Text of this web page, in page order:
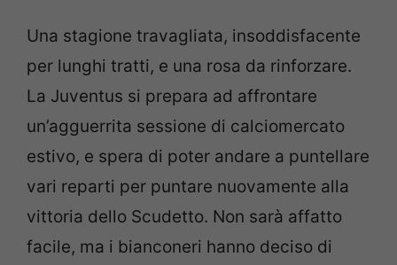
Una stagione travagliata, insoddisfacente
per lunghi tratti, e una rosa da rinforzare.
La Juventus si prepara ad affrontare
un’agguerrita sessione di calciomercato
estivo, e spera di poter andare a puntellare
vari reparti per puntare nuovamente alla
vittoria dello Scudetto. Non sarà affatto
facile, ma i bianconeri hanno deciso di